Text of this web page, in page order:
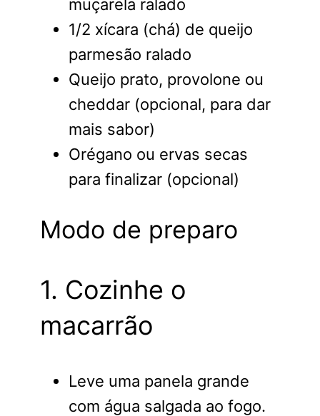
muçarela ralado
1/2 xícara (chá) de queijo
parmesão ralado
Queijo prato, provolone ou
cheddar (opcional, para dar
mais sabor)
Orégano ou ervas secas
para finalizar (opcional)
Modo de preparo
1. Cozinhe o
macarrão
Leve uma panela grande
com água salgada ao fogo.